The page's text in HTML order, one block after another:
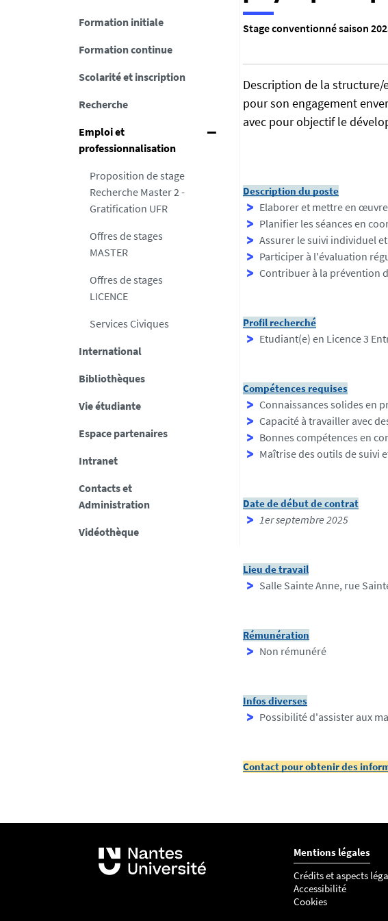
Formation initiale
Formation continue
Scolarité et inscription
Recherche
Emploi et
professionnalisation
Proposition de stage
Recherche Master 2 -
Gratification UFR
Offres de stages
MASTER
Offres de stages
LICENCE
Services Civiques
International
Bibliothèques
Vie étudiante
Espace partenaires
Intranet
Contacts et
Administration
Vidéothèque
Stage conventionné saison
Description de la structure/
pour son engagement
avec pour objectif le
Description du poste
Elaborer et mettre en
Planifier les séances en
Assurer le suivi individuel
Participer à l'évaluation
Contribuer à la prévention
Profil recherché
Etudiant(e) en Licence 3
Compétences requises
Connaissances solides en
Capacité à travailler avec
Bonnes compétences en
Maîtrise des outils de suivi
Date de début de contrat
1er septembre 2025
Lieu de travail
Salle Sainte Anne, rue
Rémunération
Non rémunéré
Infos diverses
Possibilité d'assister aux
Contact pour obtenir des
Mentions légales
Crédits et aspects
Accessibilité
Cookies